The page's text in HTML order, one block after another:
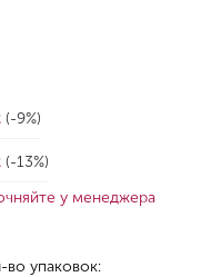
(-9%)
(-13%)
у менеджера
во упаковок: